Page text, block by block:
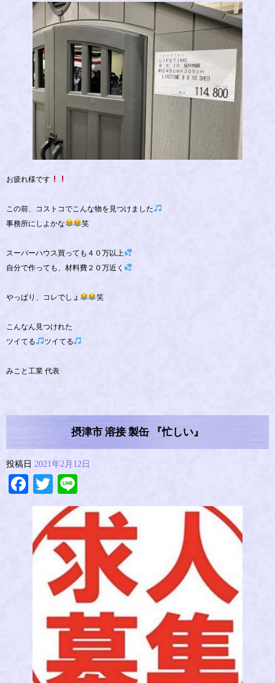
お疲れ様です
この前、コストコでこんな物を見つけました
事務所にしよかな
笑
スーパーハウス買っても４０万以上
自分で作っても、材料費２０万近く
やっぱり、コレでしょ 笑
こんなん見つけれた
ツイてる
ツイてる
みこと工業 代表
摂津市 溶接 製缶 『忙しい』
投稿日 2021年2月12日
Facebook
Twitter